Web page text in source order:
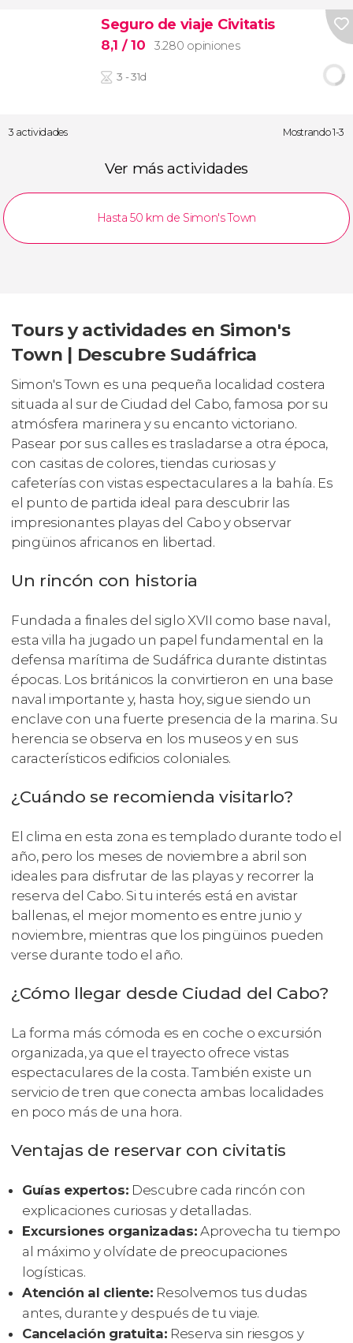
Seguro de viaje Civitatis
8,1 / 10 3.280 opiniones
3 - 31d
3 actividades Mostrando 1-3
Ver más actividades
Hasta 50 km de Simon's Town
Tours y actividades en Simon's
Town | Descubre Sudáfrica
Simon's Town es una pequeña localidad costera
situada al sur de Ciudad del Cabo, famosa por su
atmósfera marinera y su encanto victoriano.
Pasear por sus calles es trasladarse a otra época,
con casitas de colores, tiendas curiosas y
cafeterías con vistas espectaculares a la bahía. Es
el punto de partida ideal para descubrir las
impresionantes playas del Cabo y observar
pingüinos africanos en libertad.
Un rincón con historia
Fundada a finales del siglo XVII como base naval,
esta villa ha jugado un papel fundamental en la
defensa marítima de Sudáfrica durante distintas
épocas. Los británicos la convirtieron en una base
naval importante y, hasta hoy, sigue siendo un
enclave con una fuerte presencia de la marina. Su
herencia se observa en los museos y en sus
característicos edificios coloniales.
¿Cuándo se recomienda visitarlo?
El clima en esta zona es templado durante todo el
año, pero los meses de noviembre a abril son
ideales para disfrutar de las playas y recorrer la
reserva del Cabo. Si tu interés está en avistar
ballenas, el mejor momento es entre junio y
noviembre, mientras que los pingüinos pueden
verse durante todo el año.
¿Cómo llegar desde Ciudad del Cabo?
La forma más cómoda es en coche o excursión
organizada, ya que el trayecto ofrece vistas
espectaculares de la costa. También existe un
servicio de tren que conecta ambas localidades
en poco más de una hora.
Ventajas de reservar con civitatis
Guías expertos: Descubre cada rincón con
explicaciones curiosas y detalladas.
Excursiones organizadas: Aprovecha tu tiempo
al máximo y olvídate de preocupaciones
logísticas.
Atención al cliente: Resolvemos tus dudas
antes, durante y después de tu viaje.
Cancelación gratuita: Reserva sin riesgos y